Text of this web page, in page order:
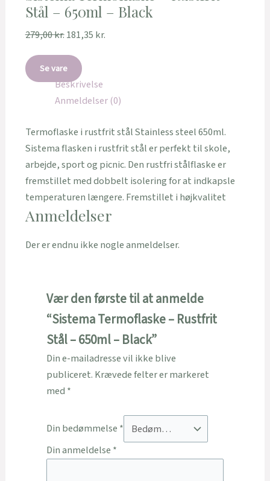
Stål – 650ml – Black
279,00kr.181,35 kr.
Se vare
Beskrivelse
Anmeldelser (0)
Termoflaske i rustfrit stål Stainless steel 650ml.
Sistema flasken i rustfrit stål er perfekt til skole,
arbejde, sport og picnic. Den rustfri stålflaske er
fremstillet med dobbelt isolering for at indkapsle
temperaturen længere. Fremstillet i højkvalitet
Anmeldelser
Der er endnu ikke nogle anmeldelser.
Vær den første til at anmelde
“Sistema Termoflaske – Rustfrit
Stål – 650ml – Black”
Din e-mailadresse vil ikke blive
publiceret. Krævede felter er markeret
med *
Din bedømmelse *
Din anmeldelse *